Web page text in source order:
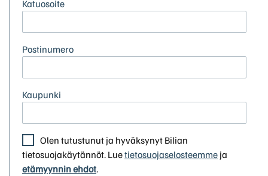
Katuosoite
Postinumero
Kaupunki
Olen tutustunut ja hyväksynyt Bilian
tietosuojakäytännöt. Luetietosuojaselosteemme ja
etämyynnin ehdot.